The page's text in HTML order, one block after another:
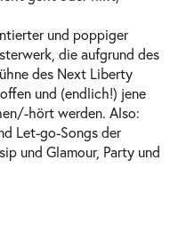
und poppiger
die aufgrund des
des Next Liberty
und (endlich!) jene
hört werden. Also:
Let-go-Songs der
und Glamour, Party und